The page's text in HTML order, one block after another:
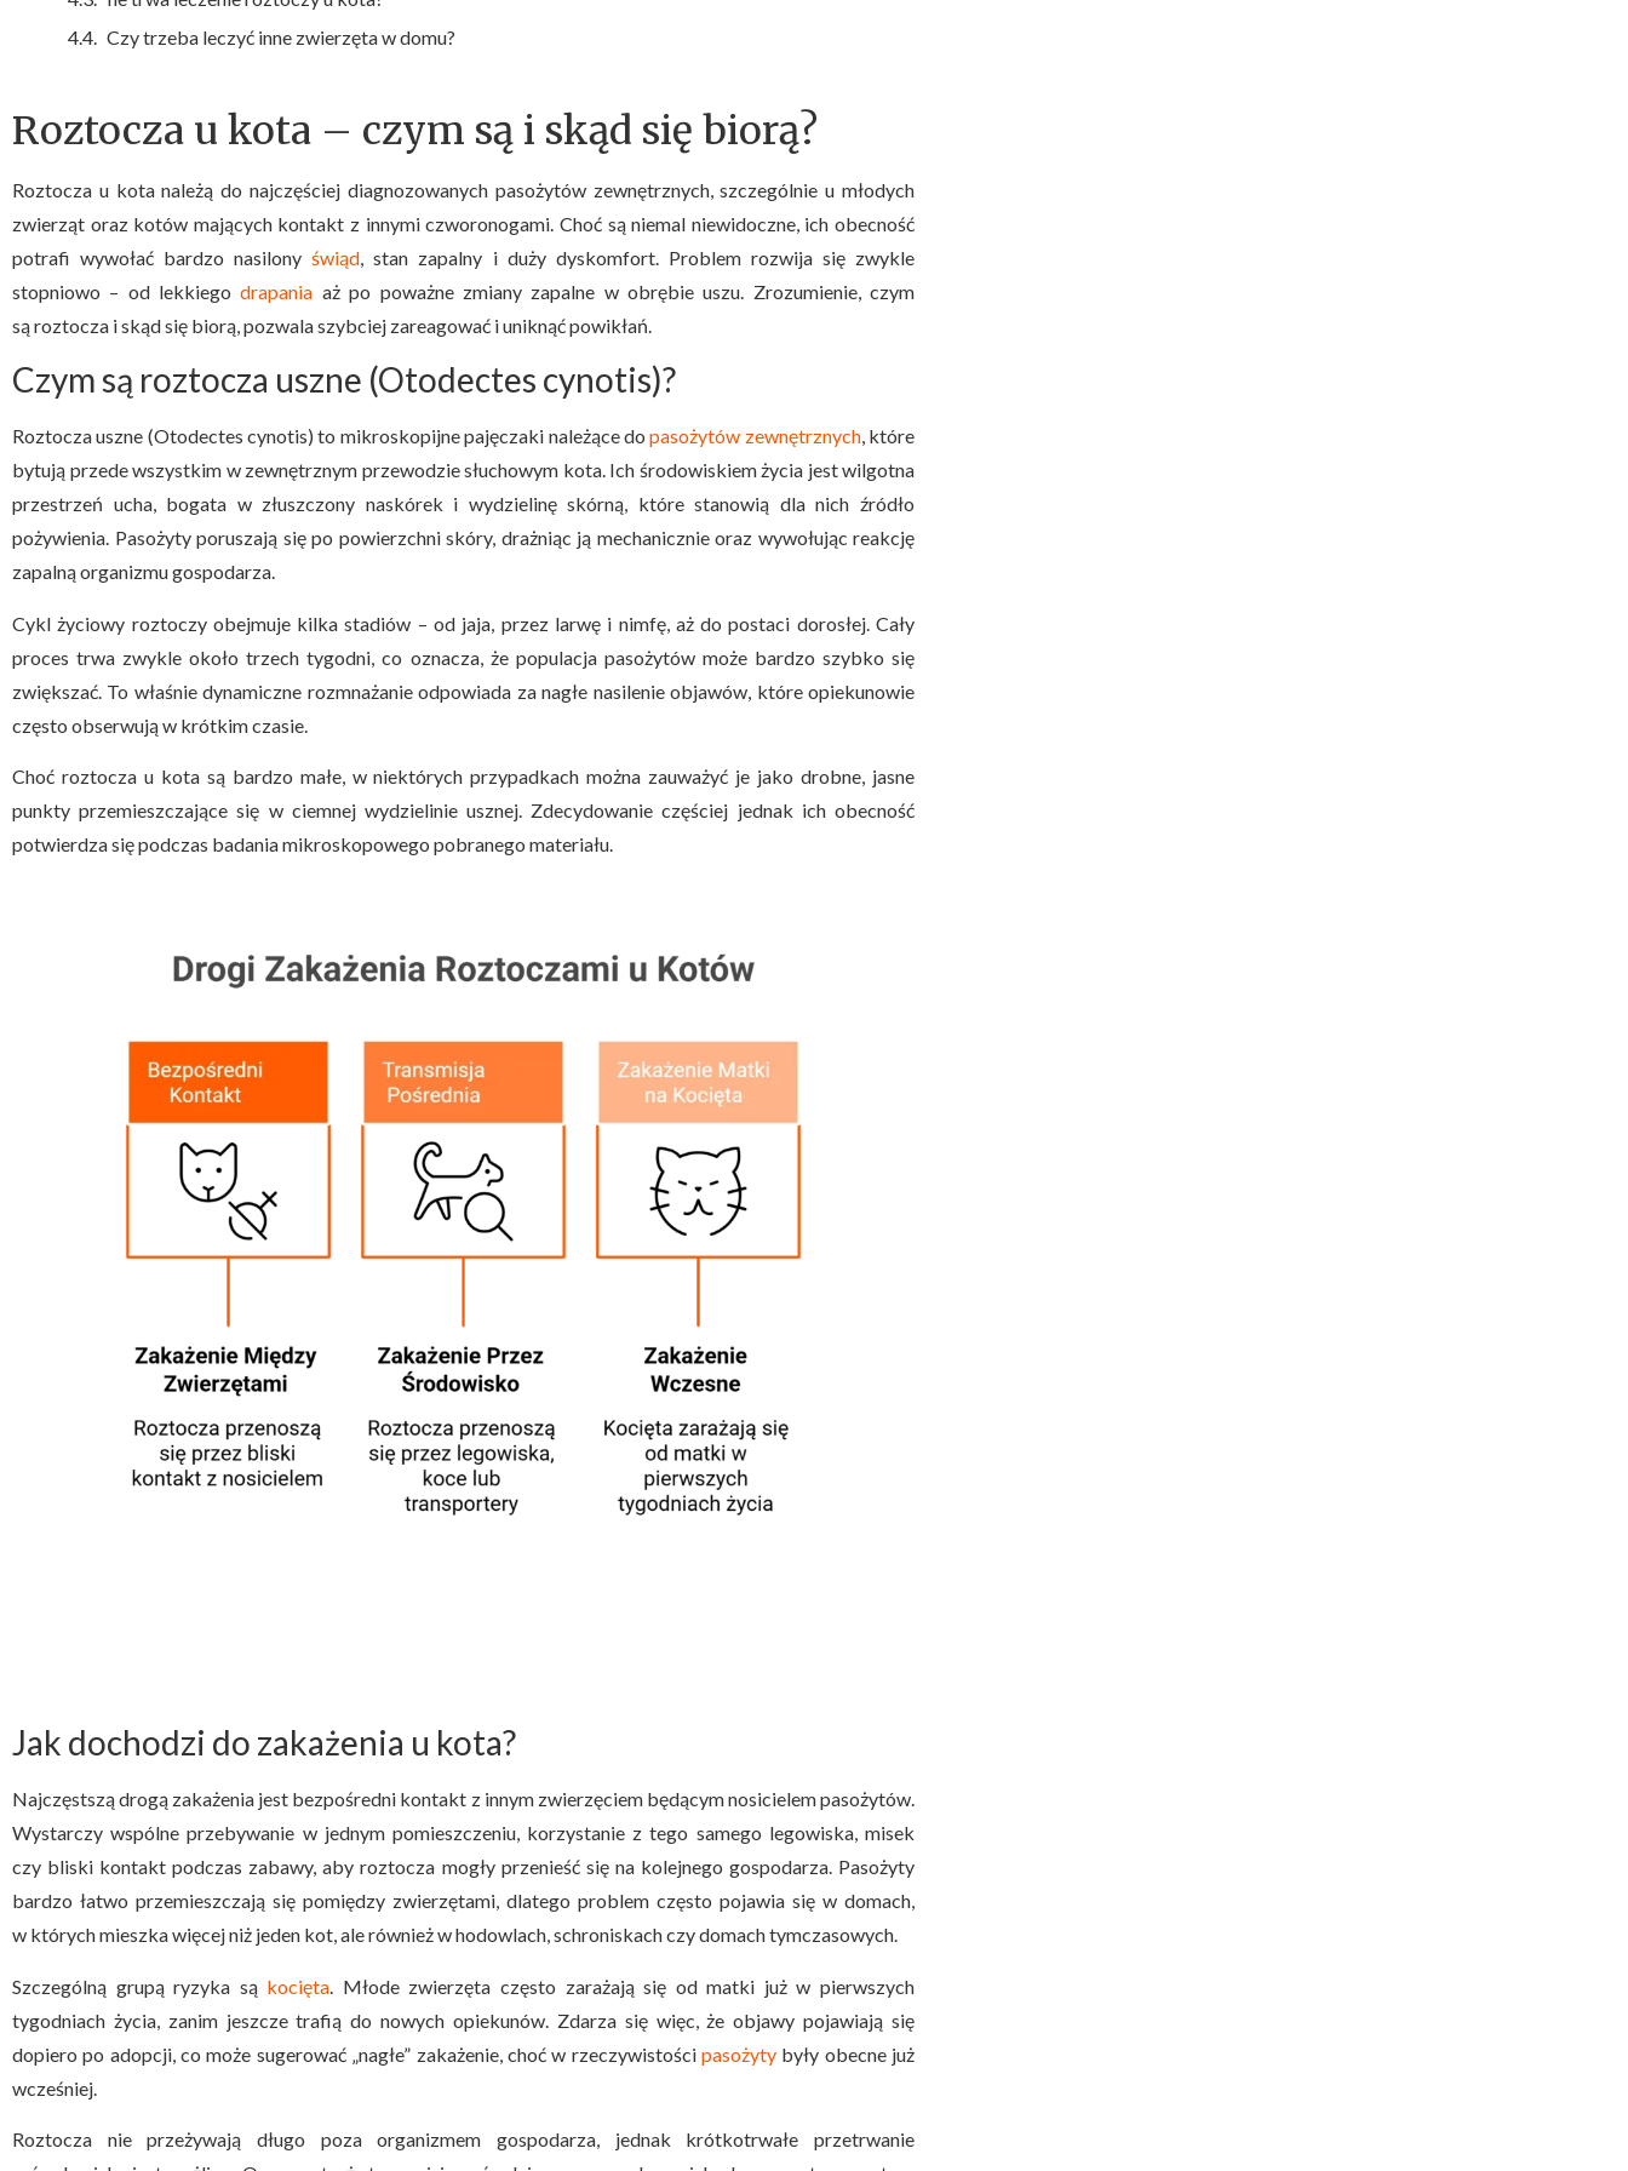
Czy trzeba leczyć inne zwierzęta w domu?
Roztocza u kota – czym są i skąd się biorą?
Roztocza u kota należą do najczęściej diagnozowanych pasożytów zewnętrznych, szczególnie u młodych
zwierząt oraz kotów mających kontakt z innymi czworonogami. Choć są niemal niewidoczne, ich obecność
potrafi wywołać bardzo nasilonyświąd, stan zapalny i duży dyskomfort. Problem rozwija się zwykle
stopniowo – od lekkiegodrapania aż po poważne zmiany zapalne w obrębie uszu. Zrozumienie, czym
są roztocza i skąd się biorą, pozwala szybciej zareagować i uniknąć powikłań.
Czym są roztocza uszne (Otodectes cynotis)?
Roztocza uszne (Otodectes cynotis) to mikroskopijne pajęczaki należące dopasożytów zewnętrznych, które
bytują przede wszystkim w zewnętrznym przewodzie słuchowym kota. Ich środowiskiem życia jest wilgotna
przestrzeń ucha, bogata w złuszczony naskórek i wydzielinę skórną, które stanowią dla nich źródło
pożywienia. Pasożyty poruszają się po powierzchni skóry, drażniąc ją mechanicznie oraz wywołując reakcję
zapalną organizmu gospodarza.
Cykl życiowy roztoczy obejmuje kilka stadiów – od jaja, przez larwę i nimfę, aż do postaci dorosłej. Cały
proces trwa zwykle około trzech tygodni, co oznacza, że populacja pasożytów może bardzo szybko się
zwiększać. To właśnie dynamiczne rozmnażanie odpowiada za nagłe nasilenie objawów, które opiekunowie
często obserwują w krótkim czasie.
Choć roztocza u kota są bardzo małe, w niektórych przypadkach można zauważyć je jako drobne, jasne
punkty przemieszczające się w ciemnej wydzielinie usznej. Zdecydowanie częściej jednak ich obecność
potwierdza się podczas badania mikroskopowego pobranego materiału.
Jak dochodzi do zakażenia u kota?
Najczęstszą drogą zakażenia jest bezpośredni kontakt z innym zwierzęciem będącym nosicielem pasożytów.
Wystarczy wspólne przebywanie w jednym pomieszczeniu, korzystanie z tego samego legowiska, misek
czy bliski kontakt podczas zabawy, aby roztocza mogły przenieść się na kolejnego gospodarza. Pasożyty
bardzo łatwo przemieszczają się pomiędzy zwierzętami, dlatego problem często pojawia się w domach,
w których mieszka więcej niż jeden kot, ale również w hodowlach, schroniskach czy domach tymczasowych.
Szczególną grupą ryzyka są kocięta . Młode zwierzęta często zarażają się od matki już w pierwszych
tygodniach życia, zanim jeszcze trafią do nowych opiekunów. Zdarza się więc, że objawy pojawiają się
dopiero po adopcji, co może sugerować „nagłe” zakażenie, choć w rzeczywistości pasożytybyły obecne już
wcześniej.
Roztocza nie przeżywają długo poza organizmem gospodarza, jednak krótkotrwałe przetrwanie